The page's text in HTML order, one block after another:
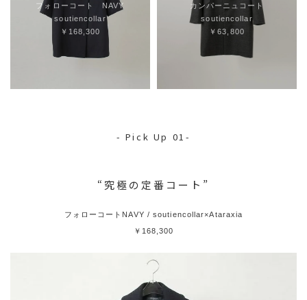
フォローコート NAVY
soutiencollar
￥168,300
カンパーニュコート
soutiencollar
￥63,800
- Pick Up 01-
“究極の定番コート”
フォローコートNAVY / soutiencollar×Ataraxia
￥168,300